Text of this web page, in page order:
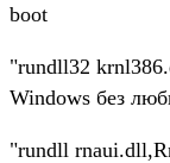
boot
"rundll32
Windows без
"rundll